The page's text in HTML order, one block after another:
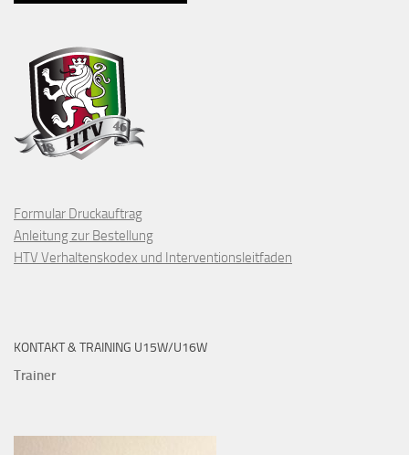
Formular Druckauftrag
Anleitung zur Bestellung
HTV Verhaltenskodex und Interventionsleitfaden
KONTAKT & TRAINING U15W/U16W
Trainer